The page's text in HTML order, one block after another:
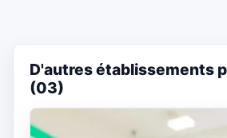
D'autres établissements
(03)